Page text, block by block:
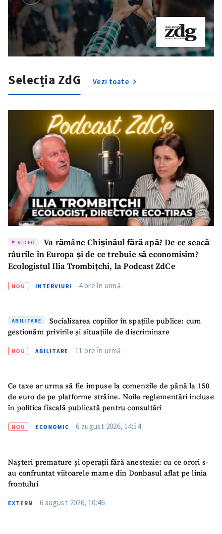
Selecția ZdG Vezi toate
VIDEO
Va rămâne Chișinăul fără apă? De ce seacă
râurile în Europa și de ce trebuie să economisim?
Ecologistul Ilia Trombițchi, la Podcast ZdCe
NOU INTERVIURI 4 ore în urmă
ABILITARE
Socializarea copiilor în spațiile publice: cum
gestionăm privirile și situațiile de discriminare
NOU ABILITARE 11 ore în urmă
Ce taxe ar urma să fie impuse la comenzile de până la 150
de euro de pe platforme străine. Noile reglementări incluse
în politica fiscală publicată pentru consultări
NOU ECONOMIC 6 august 2026, 14:54
Nașteri premature și operații fără anestezie: cu ce orori s-
au confruntat viitoarele mame din Donbasul aflat pe linia
frontului
EXTERN 6 august 2026, 10:46